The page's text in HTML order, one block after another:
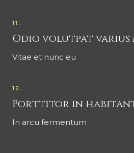
11.
Odio volutpat varius
Vitae et nunc eu
12.
Porttitor in
In arcu fermentum